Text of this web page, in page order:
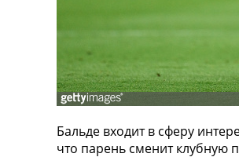
Все таблицы >>>
Рейтинг стран УЕФА
Рейтинг клубов
Рейтинг ФИФА
ТВ программа
RU
UA
Бальде входит в сферу
что парень сменит клубную